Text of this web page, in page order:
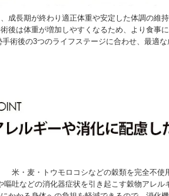
成長期が終わり適正体重や安定した体調の維
後は体重が増加しやすくなるため、より食事
術後の3つのライフステージに合わせ、最適な
米・麦・トウモロコシなどの穀類を完全不使
嘔吐などの消化器症状を引き起こす穀物アレル